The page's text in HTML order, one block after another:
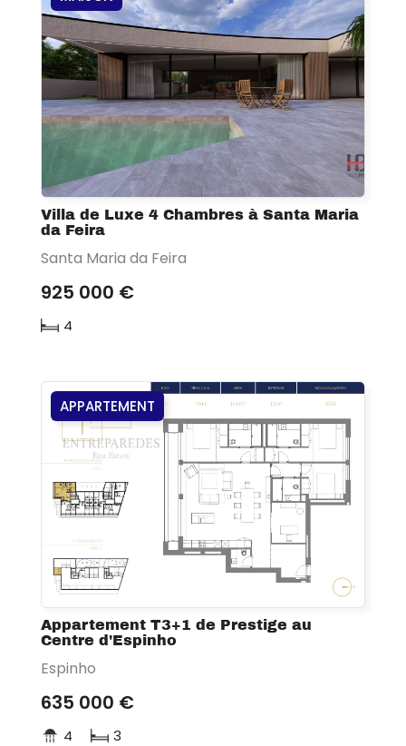
Villa de Luxe 4 Chambres à Santa Maria
da Feira
Santa Maria da Feira
925 000 €
4
APPARTEMENT
Appartement T3+1 de Prestige au
Centre d'Espinho
Espinho
635 000 €
4 3